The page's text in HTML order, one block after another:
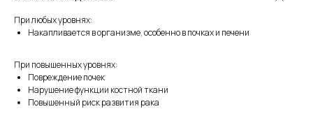
При любых уровнях:
Накапливается в организме, особенно в почках и печени
При повышенных уровнях:
Повреждение почек
Нарушение функции костной ткани
Повышенный риск развития рака